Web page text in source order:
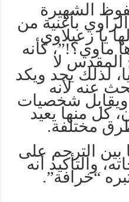
الشهيرة
بأغنية من
يا زعبلاوي
ماوي؟!”، كأنه
لا
لذلك يجد ويكد
عنه لأنه
ويقابل شخصيات
كل منها يعيد
مختلفة.
بين الترحم على
والتأكيد أنه
“خرافة”.